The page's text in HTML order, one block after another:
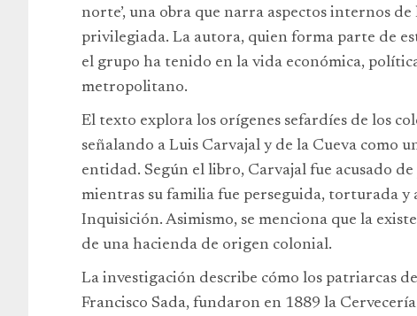
norte’, una obra que narra aspectos internos
privilegiada. La autora, quien forma parte de
el grupo ha tenido en la vida económica,
metropolitano.
El texto explora los orígenes sefardíes de los
señalando a Luis Carvajal y de la Cueva como
entidad. Según el libro, Carvajal fue acusado
mientras su familia fue perseguida, torturada y
Inquisición. Asimismo, se menciona que la
de una hacienda de origen colonial.
La investigación describe cómo los patriarcas
Francisco Sada, fundaron en 1889 la